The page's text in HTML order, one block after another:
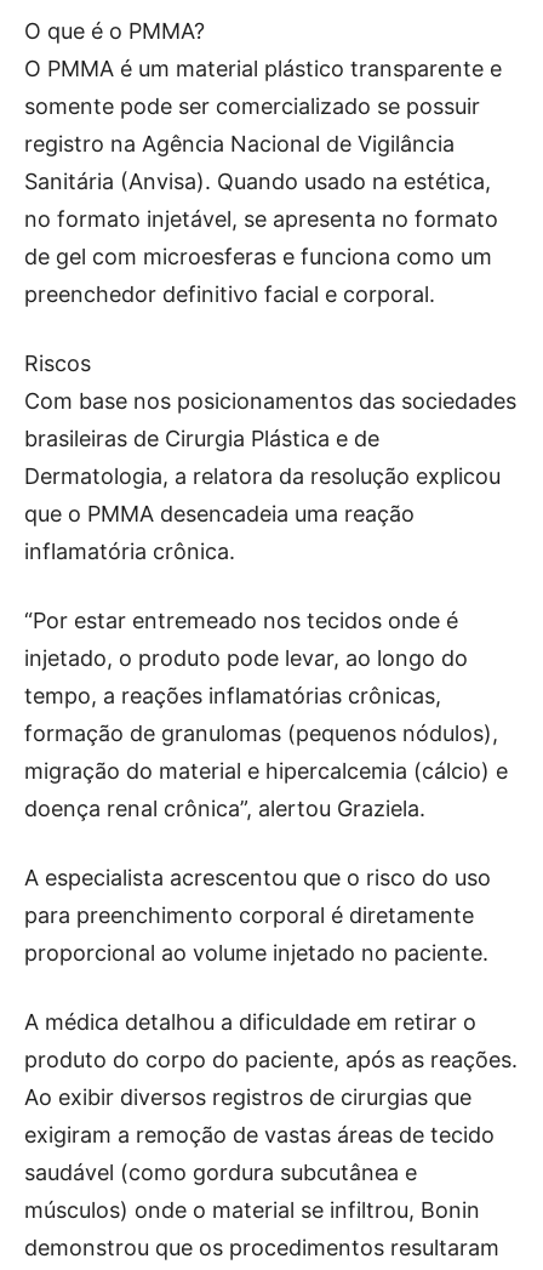
O que é o PMMA?
O PMMA é um material plástico transparente e
somente pode ser comercializado se possuir
registro na Agência Nacional de Vigilância
Sanitária (Anvisa). Quando usado na estética,
no formato injetável, se apresenta no formato
de gel com microesferas e funciona como um
preenchedor definitivo facial e corporal.
Riscos
Com base nos posicionamentos das sociedades
brasileiras de Cirurgia Plástica e de
Dermatologia, a relatora da resolução explicou
que o PMMA desencadeia uma reação
inflamatória crônica.
“Por estar entremeado nos tecidos onde é
injetado, o produto pode levar, ao longo do
tempo, a reações inflamatórias crônicas,
formação de granulomas (pequenos nódulos),
migração do material e hipercalcemia (cálcio) e
doença renal crônica”, alertou Graziela.
A especialista acrescentou que o risco do uso
para preenchimento corporal é diretamente
proporcional ao volume injetado no paciente.
A médica detalhou a dificuldade em retirar o
produto do corpo do paciente, após as reações.
Ao exibir diversos registros de cirurgias que
exigiram a remoção de vastas áreas de tecido
saudável (como gordura subcutânea e
músculos) onde o material se infiltrou, Bonin
demonstrou que os procedimentos resultaram